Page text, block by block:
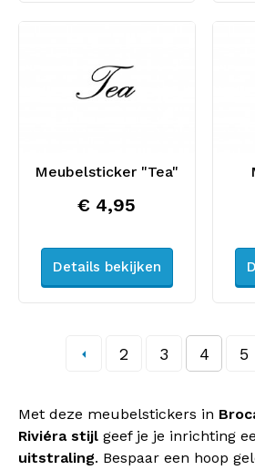
Meubelsticker "Tea"
€ 4,95
Details bekijken
2 3 4 5
Met deze meubelstickers in
Riviéra stijl geef je je inrichting
uitstraling. Bespaar een hoop